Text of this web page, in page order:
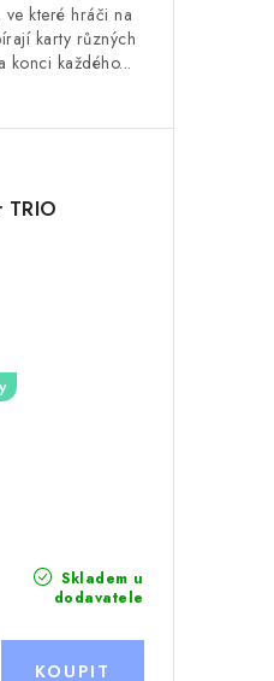
které hráči na
karty různých
konci každého...
TRIO
Skladem u
dodavatele